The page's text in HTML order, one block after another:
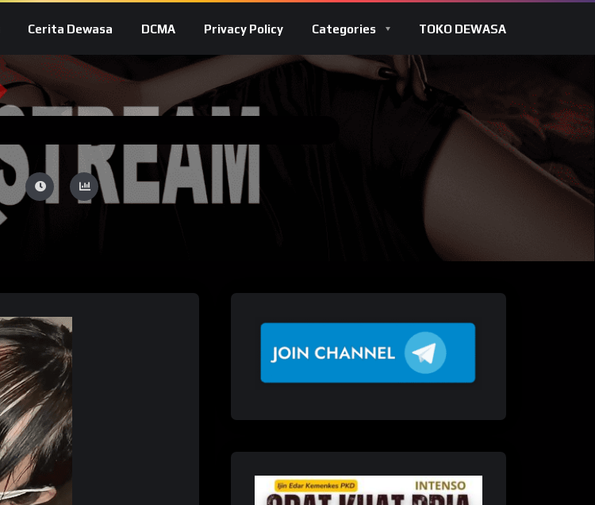
Cerita Dewasa DCMA Privacy Policy Categories TOKO DEWASA